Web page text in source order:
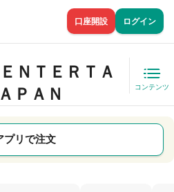
口座開設 ログイン
ＮＴＥＲＴＡ
ＰＡＮ
コンテンツ
プリで注文